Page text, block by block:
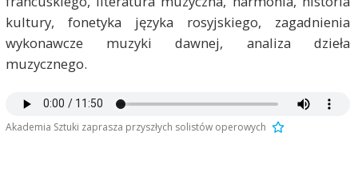
kultury, fonetyka języka rosyjskiego, zagadnienia
wykonawcze muzyki dawnej, analiza dzieła
muzycznego.
Akademia Sztuki zaprasza przyszłych solistów operowych